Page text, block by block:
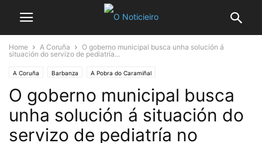
Home A Coruña
O goberno municipal busca unha solución á
situación do servizo de pediatría...
A Coruña Barbanza A Pobra do Caramiñal
O goberno municipal busca
unha solución á situación do
servizo de pediatría no